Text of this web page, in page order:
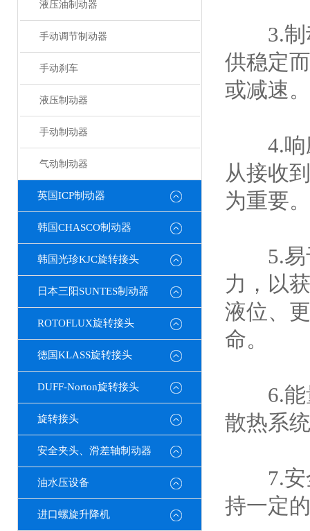
液压油制动器
手动调节制动器
手动刹车
液压制动器
手动制动器
气动制动器
英国ICP制动器
韩国CHASCO制动器
韩国光珍KJC旋转接头
日本三阳SUNTES制动器
ROTOFLUX旋转接头
德国KLASS旋转接头
DUFF-Norton旋转接头
旋转接头
安全夹头、滑差轴制动器
油水压设备
进口螺旋升降机
3.制动
供稳定
或减速。
4.响应
从接收
为重要。
5.易于
力，以
液位、
命。
6.能量
散热系
7.安全
持一定